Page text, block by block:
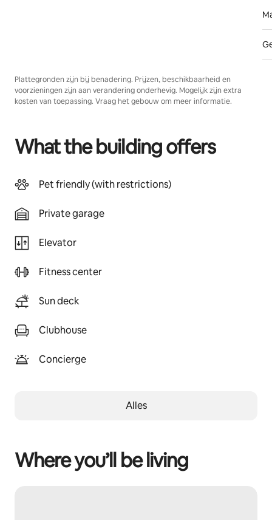
Plattegronden zijn bij benadering. Prijzen, beschikbaarheid en
voorzieningen zijn aan verandering onderhevig. Mogelijk zijn extra
kosten van toepassing. Vraag het gebouw om meer informatie.
What the building offers
Pet friendly (with restrictions)
Private garage
Elevator
Fitness center
Sun deck
Clubhouse
Concierge
Alles
Where you’ll be living